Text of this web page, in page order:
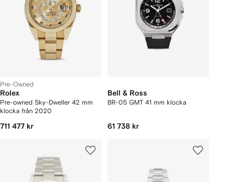
Pre-Owned
Rolex
Pre-owned Sky-Dweller 42 mm
klocka från 2020
711 477 kr
Bell & Ross
BR-05 GMT 41 mm klocka
61 738 kr